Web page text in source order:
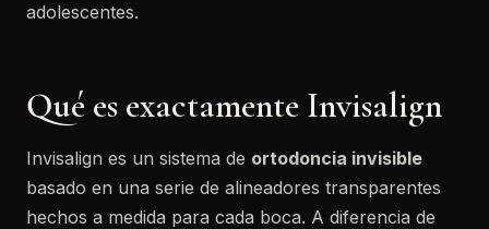
adolescentes.
Qué es exactamente Invisalign
Invisalign es un sistema de ortodoncia invisible
basado en una serie de alineadores transparentes
hechos a medida para cada boca. A diferencia de